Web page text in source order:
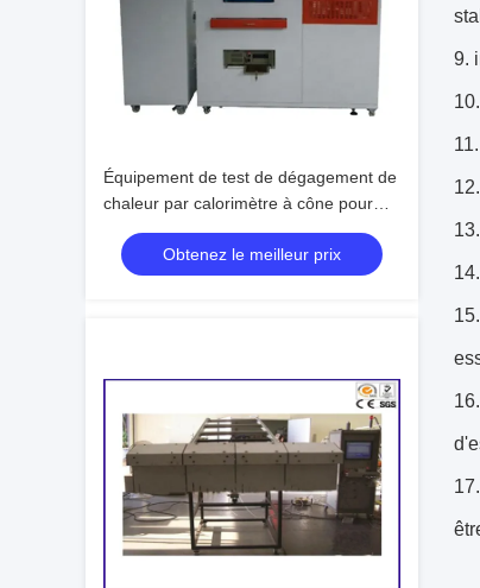
Équipement de test de dégagement de
chaleur par calorimètre à cône pour
l'inflammabilité, testeur de machine
électroniqueObtenez le meilleur prix
9.